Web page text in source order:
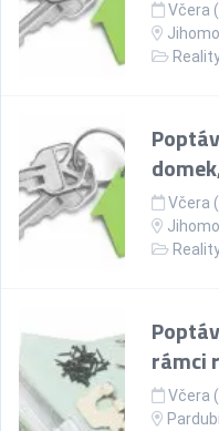
Včera
Včera
rámci
Včera